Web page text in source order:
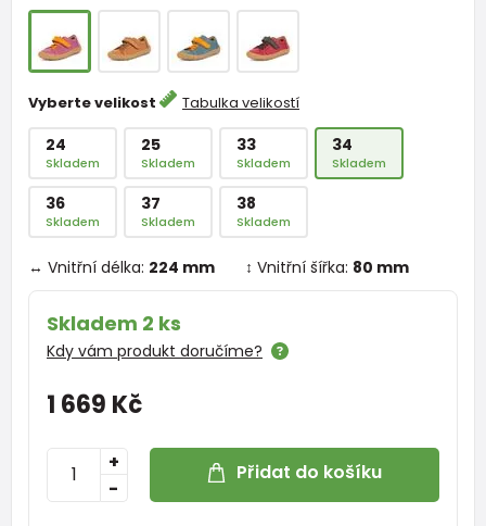
Vyberte velikost Tabulka velikostí
24
Skladem
25
Skladem
33
Skladem
34
Skladem
36
Skladem
37
Skladem
38
Skladem
↔ Vnitřní délka: 224 mm ↕ Vnitřní šířka: 80 mm
Skladem 2 ks
Kdy vám produkt doručíme?
1 669 Kč
-
+ Přidat do košíku